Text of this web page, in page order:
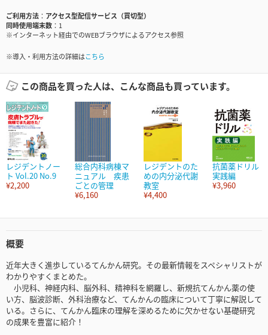
ご利用方法
アクセス型配信サービス（買切型）
同時使用端末数
1
※インターネット経由でのWEBブラウザによるアクセス参照
※導入・利用方法の詳細はこちら
この商品を買った人は、こんな商品も買っています。
レジデントノー
ト Vol.20 No.9
¥2,200
総合内科病棟マ
ニュアル 疾患
ごとの管理
¥6,160
レジデントのた
めの内分泌代謝
教室
¥4,400
抗菌薬ドリル
実践編
¥3,960
概要
近年大きく進歩しているてんかん研究。その最新情報をスペシャリストが
わかりやすくまとめた。
小児科、神経内科、脳外科、精神科を網羅し、新規抗てんかん薬の使
い方、脳波診断、外科治療など、てんかんの臨床について丁寧に解説して
いる。さらに、てんかん臨床の理解を深めるために欠かせない基礎研究
の成果を豊富に紹介！